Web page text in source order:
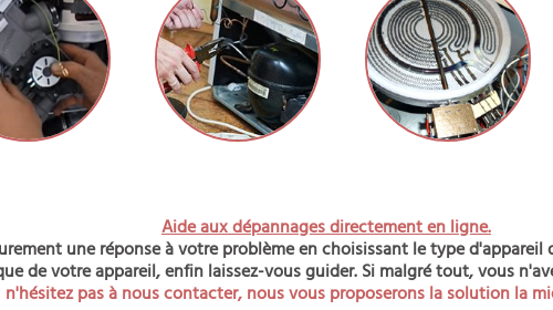
Aide aux dépannages directement en ligne.
une réponse à votre problème en choisissant le type d'appareil
de votre appareil, enfin laissez-vous guider. Si malgré tout, vous
n'hésitez pas à nous contacter, nous vous proposerons la solution la